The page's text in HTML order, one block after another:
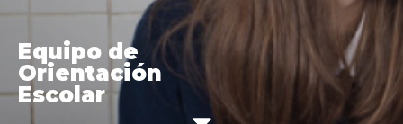
Equipo de
Orientación
Escolar